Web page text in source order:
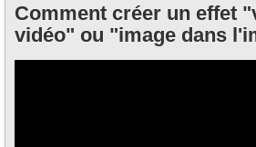
Comment créer un effet
vidéo" ou "image dans